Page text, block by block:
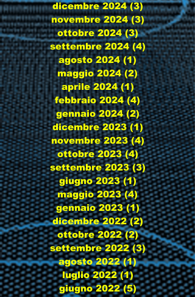
dicembre 2024 (3)3 post
novembre 2024 (3)3 post
ottobre 2024 (3)3 post
settembre 2024 (4)4 post
agosto 2024 (1)1 post
maggio 2024 (2)2 post
aprile 2024 (1)1 post
febbraio 2024 (4)4 post
gennaio 2024 (2)2 post
dicembre 2023 (1)1 post
novembre 2023 (4)4 post
ottobre 2023 (4)4 post
settembre 2023 (3)3 post
giugno 2023 (1)1 post
maggio 2023 (4)4 post
gennaio 2023 (1)1 post
dicembre 2022 (2)2 post
ottobre 2022 (2)2 post
settembre 2022 (3)3 post
agosto 2022 (1)1 post
luglio 2022 (1)1 post
giugno 2022 (5)5 post